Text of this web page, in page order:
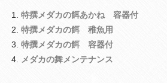
特撰メダカの餌あかね 容器付
特撰メダカの餌 稚魚用
特撰メダカの餌 容器付
メダカの舞メンテナンス